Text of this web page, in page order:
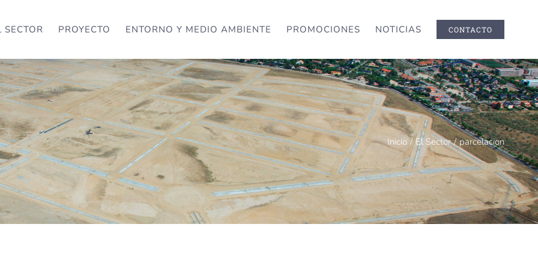
SECTOR PROYECTO ENTORNO Y MEDIO AMBIENTE PROMOCIONES NOTICIAS CONTACTO
Inicio / El Sector / parcelacion